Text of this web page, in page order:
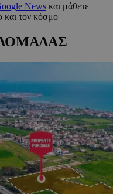
News και μάθετε
και τον κόσμο